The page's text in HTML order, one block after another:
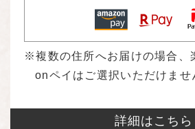
複数の住所へお届けの場合、
onペイはご選択いただけませ
詳細はこちら